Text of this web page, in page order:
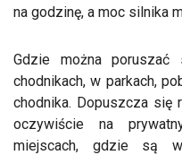
na godzinę, a moc silnika
Gdzie można poruszać
chodnikach, w parkach,
chodnika. Dopuszcza się
oczywiście na
miejscach, gdzie są